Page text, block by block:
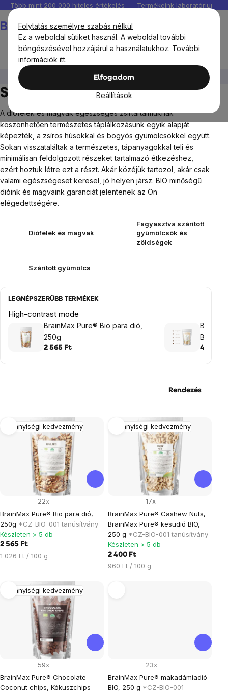
Folytatás személyre szabás nélkül
Ez a weboldal sütiket használ. A weboldal további
böngészésével hozzájárul a használatukhoz. További
információk itt.
Elfogadom
Beállítások
Ugrás
fő
tartalomhoz
Több mint 200 000 hiteles értékelés Termékeink
BrainMax Pure Szárított termések
Szárított termések
A diófélék és magvak egészséges zsírtartalmuknak
köszönhetően természetes táplálkozásunk egyik alapját
képezték, a zsíros húsokkal és bogyós gyümölcsökkel együtt.
Sokan visszataláltak a természetes, tápanyagokkal teli és
minimálisan feldolgozott részeket tartalmazó étkezéshez,
ezért hoztuk létre ezt a részt. Akár közéjük tartozol, akár csak
valami egészségeset keresel, jó helyen jársz. BIO minőségű
dióink és magvaink garanciát jelentenek az Ön
elégedettségére.
Diófélék és magvak
Fagyasztva szárított
gyümölcsök és
zöldségek
Szárított gyümölcs
LEGNÉPSZERŰBB TERMÉKEK
High-contrast mode
BrainMax Pure® Bio para dió,
250g
2 565 Ft
BIO,
4 175 Ft
Rendezés
Termékek
listája
Mennyiségi kedvezmény
BrainMax Pure® Bio para dió,
250g *CZ-BIO-001 tanúsítvány
22x
Készleten > 5 db
2 565 Ft
Egységár:
1 026 Ft / 100 g
Mennyiségi kedvezmény
BrainMax Pure® Cashew Nuts,
BrainMax Pure® kesudió BIO,
250 g *CZ-BIO-001 tanúsítvány
17x
Készleten > 5 db
2 400 Ft
Egységár:
960 Ft / 100 g
Mennyiségi kedvezmény
BrainMax Pure® Chocolate
Coconut chips, Kókuszchips
59x
BrainMax Pure® makadámiadió
BIO, 250 g *CZ-BIO-001
23x